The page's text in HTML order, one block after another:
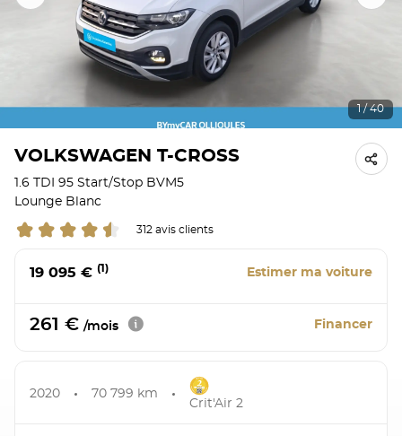
1 / 40
VOLKSWAGEN T-CROSS
1.6 TDI 95 Start/Stop BVM5
Lounge Blanc
312 avis clients
19 095 € (1) Estimer ma voiture
261 € /mois Financer
2020 70 799 km
Crit'Air 2